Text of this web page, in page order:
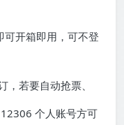
可开箱即用，可不登
若要自动抢票、
个人账号方可